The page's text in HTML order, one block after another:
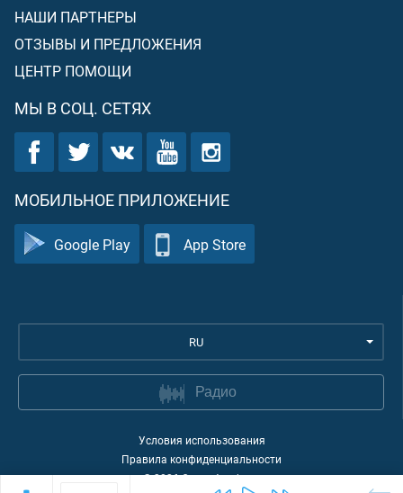
НАШИ ПАРТНЕРЫ
ОТЗЫВЫ И ПРЕДЛОЖЕНИЯ
ЦЕНТР ПОМОЩИ
МЫ В СОЦ. СЕТЯХ
МОБИЛЬНОЕ ПРИЛОЖЕНИЕ
Google Play App Store
RU
Радио
Условия использования
Правила конфиденциальности
©2026Quran Academy